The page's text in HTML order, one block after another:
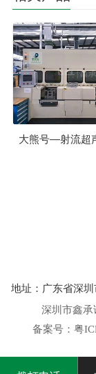
大熊号—射流超
地址：广东省深
深圳市鑫承
备案号： 粤